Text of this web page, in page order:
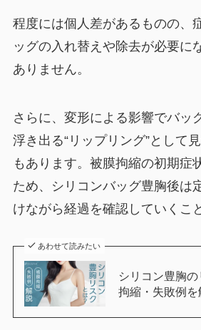
程度には個人差があるものの、
ッグの入れ替えや除去が必要に
ありません。
さらに、変形による影響でバッ
浮き出る“リップリング”として
もあります。被膜拘縮の初期症
ため、シリコンバッグ豊胸後は
けながら経過を確認していくこ
あわせて読みたい
シリコン豊胸
拘縮・失敗例を